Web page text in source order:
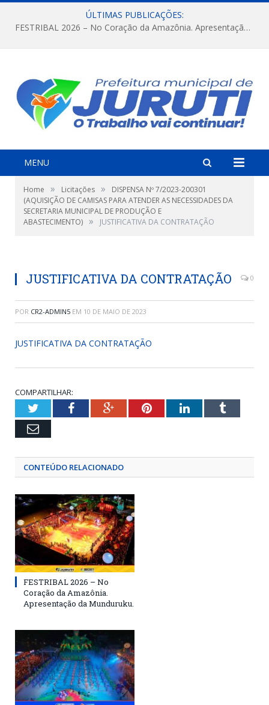
ÚLTIMAS PUBLICAÇÕES:
FESTRIBAL 2026 – No Coração da Amazônia. Apresentação da Munduruku.
MENU
Home » Licitações »
DISPENSA Nº 7/2023-200301
(AQUISIÇÃO DE CAMISAS PARA ATENDER AS NECESSIDADES DA
SECRETARIA MUNICIPAL DE PRODUÇÃO E
ABASTECIMENTO) » JUSTIFICATIVA DA CONTRATAÇÃO
JUSTIFICATIVA DA CONTRATAÇÃO 0
POR CR2-ADMIN5 EM 10 DE MAIO DE 2023
JUSTIFICATIVA DA CONTRATAÇÃO
COMPARTILHAR:
TwitterFacebookGoogle+PinterestLinkedInTumblr
Email
CONTEÚDO RELACIONADO
FESTRIBAL 2026 – No
Coração da Amazônia.
Apresentação da Munduruku.